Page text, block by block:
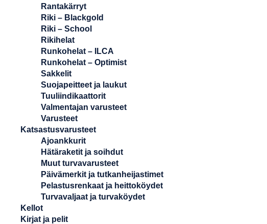
Rantakärryt
Riki – Blackgold
Riki – School
Rikihelat
Runkohelat – ILCA
Runkohelat – Optimist
Sakkelit
Suojapeitteet ja laukut
Tuuliindikaattorit
Valmentajan varusteet
Varusteet
Katsastusvarusteet
Ajoankkurit
Hätäraketit ja soihdut
Muut turvavarusteet
Päivämerkit ja tutkanheijastimet
Pelastusrenkaat ja heittoköydet
Turvavaljaat ja turvaköydet
Kellot
Kirjat ja pelit